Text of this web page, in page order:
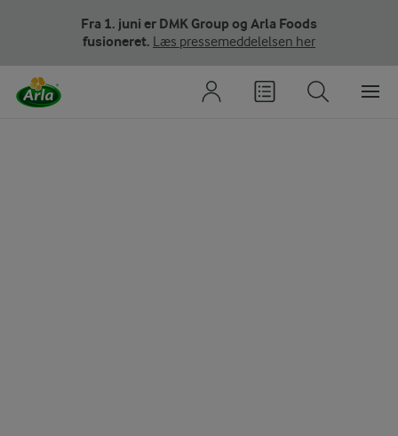
Fra 1. juni er DMK Group og Arla Foods
fusioneret. Læs pressemeddelelsen her